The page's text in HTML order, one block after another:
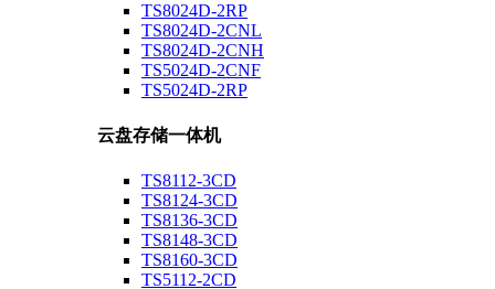
TS8024D-2RP
TS8024D-2CNL
TS8024D-2CNH
TS5024D-2CNF
TS5024D-2RP
云盘存储一体机
TS8112-3CD
TS8124-3CD
TS8136-3CD
TS8148-3CD
TS8160-3CD
TS5112-2CD